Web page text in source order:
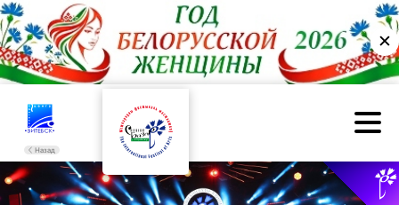
✕
Назад